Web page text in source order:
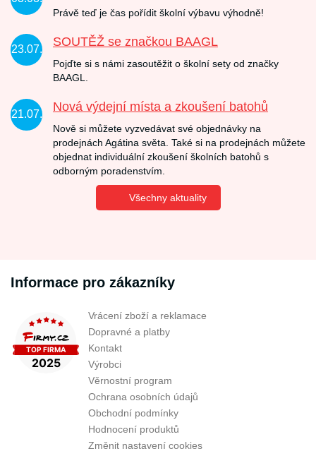
Právě teď je čas pořídit školní výbavu výhodně!
23.07.
SOUTĚŽ se značkou BAAGL
Pojďte si s námi zasoutěžit o školní sety od značky
BAAGL.
21.07.
Nová výdejní místa a zkoušení batohů
Nově si můžete vyzvedávat své objednávky na
prodejnách Agátina světa. Také si na prodejnách můžete
objednat individuální zkoušení školních batohů s
odborným poradenstvím.
Všechny aktuality
Informace pro zákazníky
Vrácení zboží a reklamace
Dopravné a platby
Kontakt
Výrobci
Věrnostní program
Ochrana osobních údajů
Obchodní podmínky
Hodnocení produktů
Změnit nastavení cookies